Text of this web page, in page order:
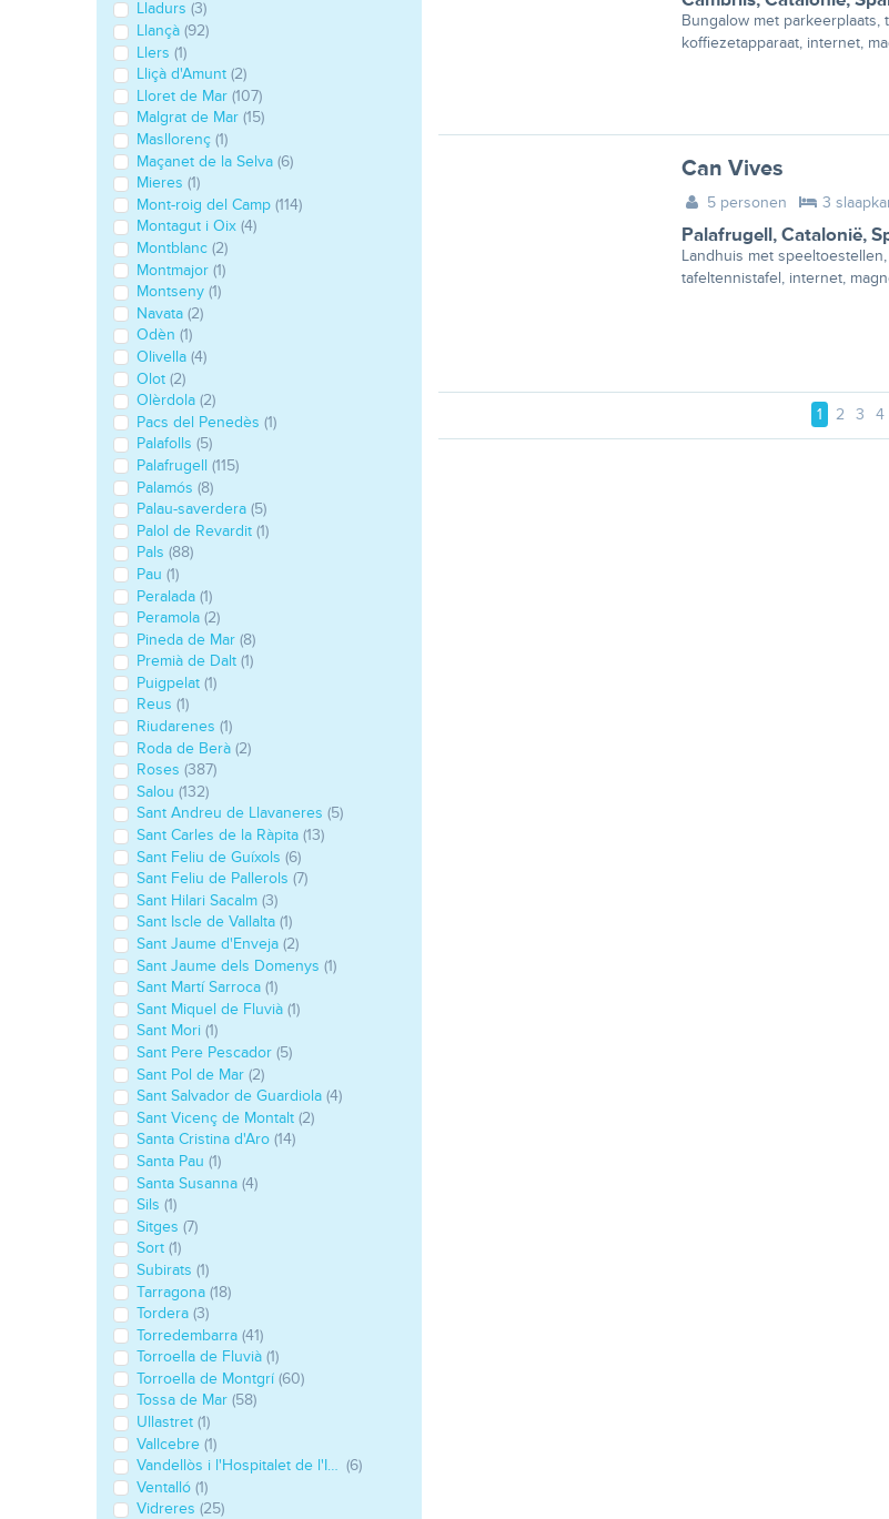
Lladurs (3)
Llançà (92)
Llers (1)
Lliçà d'Amunt (2)
Lloret de Mar (107)
Malgrat de Mar (15)
Masllorenç (1)
Maçanet de la Selva (6)
Mieres (1)
Mont-roig del Camp (114)
Montagut i Oix (4)
Montblanc (2)
Montmajor (1)
Montseny (1)
Navata (2)
Odèn (1)
Olivella (4)
Olot (2)
Olèrdola (2)
Pacs del Penedès (1)
Palafolls (5)
Palafrugell (115)
Palamós (8)
Palau-saverdera (5)
Palol de Revardit (1)
Pals (88)
Pau (1)
Peralada (1)
Peramola (2)
Pineda de Mar (8)
Premià de Dalt (1)
Puigpelat (1)
Reus (1)
Riudarenes (1)
Roda de Berà (2)
Roses (387)
Salou (132)
Sant Andreu de Llavaneres (5)
Sant Carles de la Ràpita (13)
Sant Feliu de Guíxols (6)
Sant Feliu de Pallerols (7)
Sant Hilari Sacalm (3)
Sant Iscle de Vallalta (1)
Sant Jaume d'Enveja (2)
Sant Jaume dels Domenys (1)
Sant Martí Sarroca (1)
Sant Miquel de Fluvià (1)
Sant Mori (1)
Sant Pere Pescador (5)
Sant Pol de Mar (2)
Sant Salvador de Guardiola (4)
Sant Vicenç de Montalt (2)
Santa Cristina d'Aro (14)
Santa Pau (1)
Santa Susanna (4)
Sils (1)
Sitges (7)
Sort (1)
Subirats (1)
Tarragona (18)
Tordera (3)
Torredembarra (41)
Torroella de Fluvià (1)
Torroella de Montgrí (60)
Tossa de Mar (58)
Ullastret (1)
Vallcebre (1)
Vandellòs i l'Hospitalet de l'Infant (6)
Ventalló (1)
Vidreres (25)
Bungalow met parkeerplaats,
koffiezetapparaat, internet,
Can Vives
5 personen 3
Palafrugell, Catalonië,
Landhuis met
tafeltennistafel, internet,
1 2 3 4